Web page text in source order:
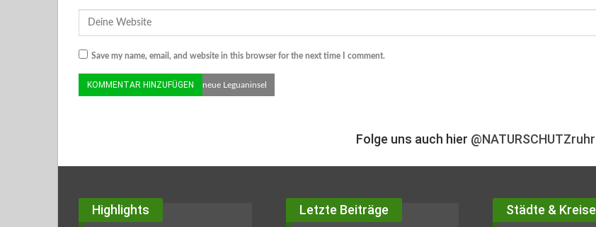
© Zoo Duisburg/ J. Tegge | Die neue Leguaninsel
Save my name, email, and website in this browser for the next time I comment.
Folge uns auch hier @NATURSCHUTZruhr
Highlights Letzte Beiträge Städte & Kreise